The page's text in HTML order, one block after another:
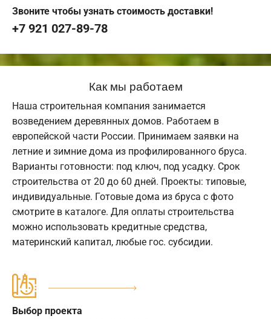
Звоните чтобы узнать стоимость доставки!
+7 921 027-89-78
Как мы работаем
Наша строительная компания занимается
возведением деревянных домов. Работаем в
европейской части России. Принимаем заявки на
летние и зимние дома из профилированного бруса.
Варианты готовности: под ключ, под усадку. Срок
строительства от 20 до 60 дней. Проекты: типовые,
индивидуальные. Готовые дома из бруса с фото
смотрите в каталоге. Для оплаты строительства
можно использовать кредитные средства,
материнский капитал, любые гос. субсидии.
Выбор проекта